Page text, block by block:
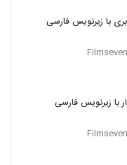
با زیرنویس فارسی
با زیرنویس فارسی